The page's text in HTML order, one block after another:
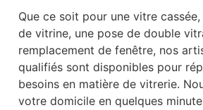
Que ce soit pour une vitre
de vitrine, une pose de double
remplacement de fenêtre, nos
qualifiés sont disponibles pour
besoins en matière de vitrerie.
votre domicile en quelques